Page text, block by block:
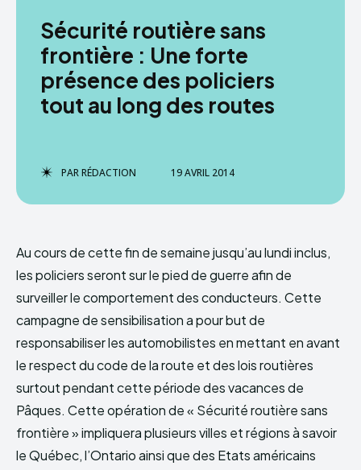
Sécurité routière sans
frontière : Une forte
présence des policiers
tout au long des routes
PARRÉDACTION 19 AVRIL 2014
Au cours de cette fin de semaine jusqu’au lundi inclus,
les policiers seront sur le pied de guerre afin de
surveiller le comportement des conducteurs. Cette
campagne de sensibilisation a pour but de
responsabiliser les automobilistes en mettant en avant
le respect du code de la route et des lois routières
surtout pendant cette période des vacances de
Pâques. Cette opération de « Sécurité routière sans
frontière » impliquera plusieurs villes et régions à savoir
le Québec, l’Ontario ainsi que des Etats américains